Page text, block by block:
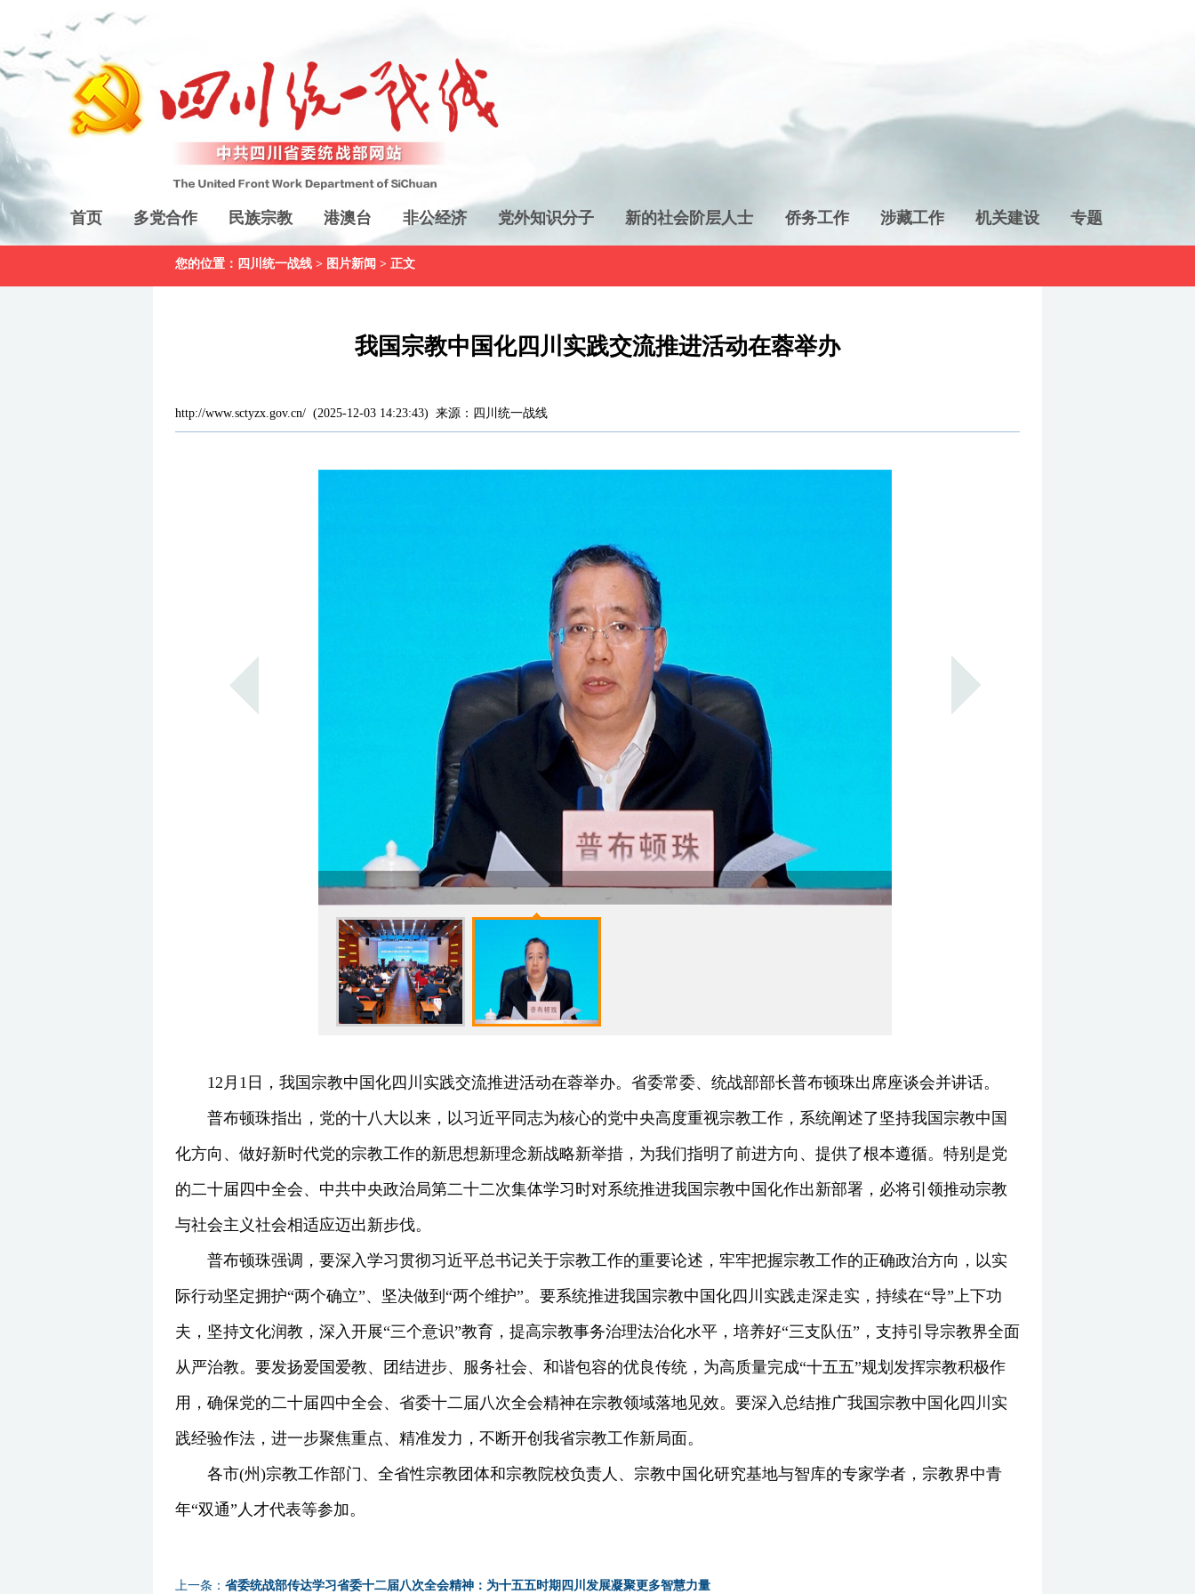
首页 多党合作 民族宗教 港澳台 非公经济 党外知识分子 新的社会阶层人士 侨务工作 涉藏工作 机关建设 专题
您的位置： 四川统一战线 > 图片新闻 > 正文
我国宗教中国化四川实践交流推进活动在蓉举办
http://www.sctyzx.gov.cn/ (2025-12-03 14:23:43) 来源： 四川统一战线
12月1日，我国宗教中国化四川实践交流推进活动在蓉举办。省委常委、统战部部长普布顿珠出席座谈会并讲话。
普布顿珠指出，党的十八大以来，以习近平同志为核心的党中央高度重视宗教工作，系统阐述了坚持我国宗教中国
化方向、做好新时代党的宗教工作的新思想新理念新战略新举措，为我们指明了前进方向、提供了根本遵循。特别是党
的二十届四中全会、中共中央政治局第二十二次集体学习时对系统推进我国宗教中国化作出新部署，必将引领推动宗教
与社会主义社会相适应迈出新步伐。
普布顿珠强调，要深入学习贯彻习近平总书记关于宗教工作的重要论述，牢牢把握宗教工作的正确政治方向，以实
际行动坚定拥护“两个确立”、坚决做到“两个维护”。要系统推进我国宗教中国化四川实践走深走实，持续在“导”上下功
夫，坚持文化润教，深入开展“三个意识”教育，提高宗教事务治理法治化水平，培养好“三支队伍”，支持引导宗教界全面
从严治教。要发扬爱国爱教、团结进步、服务社会、和谐包容的优良传统，为高质量完成“十五五”规划发挥宗教积极作
用，确保党的二十届四中全会、省委十二届八次全会精神在宗教领域落地见效。要深入总结推广我国宗教中国化四川实
践经验作法，进一步聚焦重点、精准发力，不断开创我省宗教工作新局面。
各市(州)宗教工作部门、全省性宗教团体和宗教院校负责人、宗教中国化研究基地与智库的专家学者，宗教界中青
年“双通”人才代表等参加。
上一条： 省委统战部传达学习省委十二届八次全会精神：为十五五时期四川发展凝聚更多智慧力量